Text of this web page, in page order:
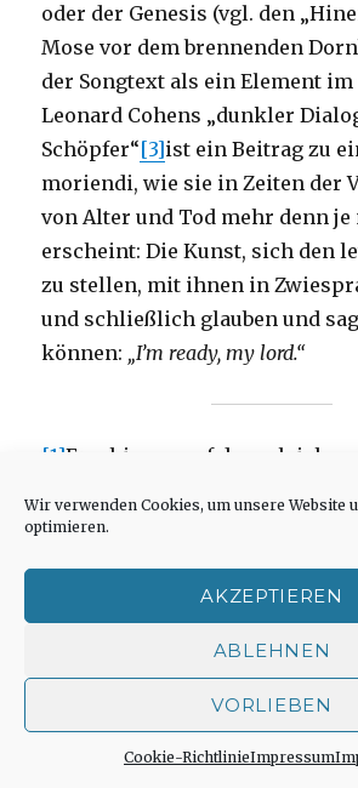
Wir verwenden Cookies, um unsere Website
optimieren.
AKZEPTIEREN
ABLEHNEN
VORLIEBEN
Cookie-RichtlinieImpressum
oder der Genesis (vgl. den
Mose vor dem brennenden
der Songtext als ein Element
Leonard Cohens „dunkler
Schöpfer“[3]ist ein Beitrag zu
moriendi, wie sie in Zeiten der
von Alter und Tod mehr denn
erscheint: Die Kunst, sich den
zu stellen, mit ihnen in
und schließlich glauben und
können: „I’m ready, my lord.“
[1]Erschienen auf dem
unterhttps://
Abgerufen am 26. September
Erschienen 1984 auf dem
Positions“, vollständiger Text
unterhttps://
nard-cohen/hallelujah-